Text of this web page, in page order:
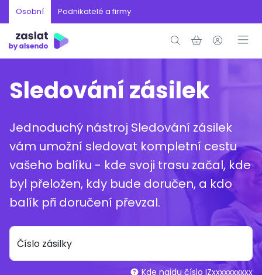
Osobní Podnikatelé a firmy
Sledování zásilek
Jednoduchý nástroj Sledování zásilek
vám umožní sledovat kompletní cestu
vašeho balíku - kde svoji trasu začal, kde
byl přeložen, kdy bude doručen, a kdo
balík při doručení převzal.
Kde najdu číslo IZxxxxxxxxxx
Číslo zásilky